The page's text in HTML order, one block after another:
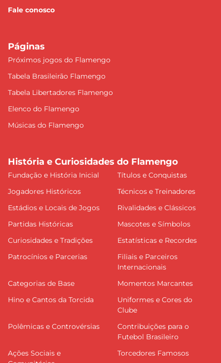
Fale conosco
Páginas
Próximos jogos do Flamengo
Tabela Brasileirão Flamengo
Tabela Libertadores Flamengo
Elenco do Flamengo
Músicas do Flamengo
História e Curiosidades do Flamengo
Fundação e História Inicial
Títulos e Conquistas
Jogadores Históricos
Técnicos e Treinadores
Estádios e Locais de Jogos
Rivalidades e Clássicos
Partidas Históricas
Mascotes e Símbolos
Curiosidades e Tradições
Estatísticas e Recordes
Patrocínios e Parcerias
Filiais e Parceiros
Internacionais
Categorias de Base
Momentos Marcantes
Hino e Cantos da Torcida
Uniformes e Cores do
Clube
Polêmicas e Controvérsias
Contribuições para o
Futebol Brasileiro
Ações Sociais e
Torcedores Famosos